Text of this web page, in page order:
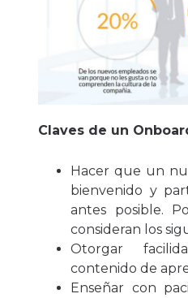
Claves de un
Hacer que un
bienvenido y
antes posible.
consideran los
Otorgar
contenido de
Enseñar con